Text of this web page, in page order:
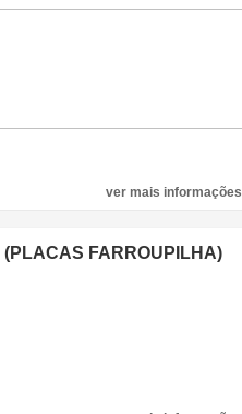
ver mais informações
(PLACAS FARROUPILHA)